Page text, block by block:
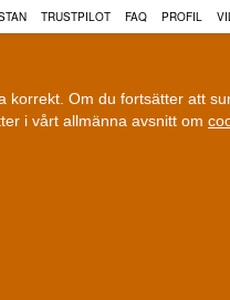
Om du fortsätter att
i vårt allmänna avsnitt om
TRUSTPILOT FAQ PROFIL